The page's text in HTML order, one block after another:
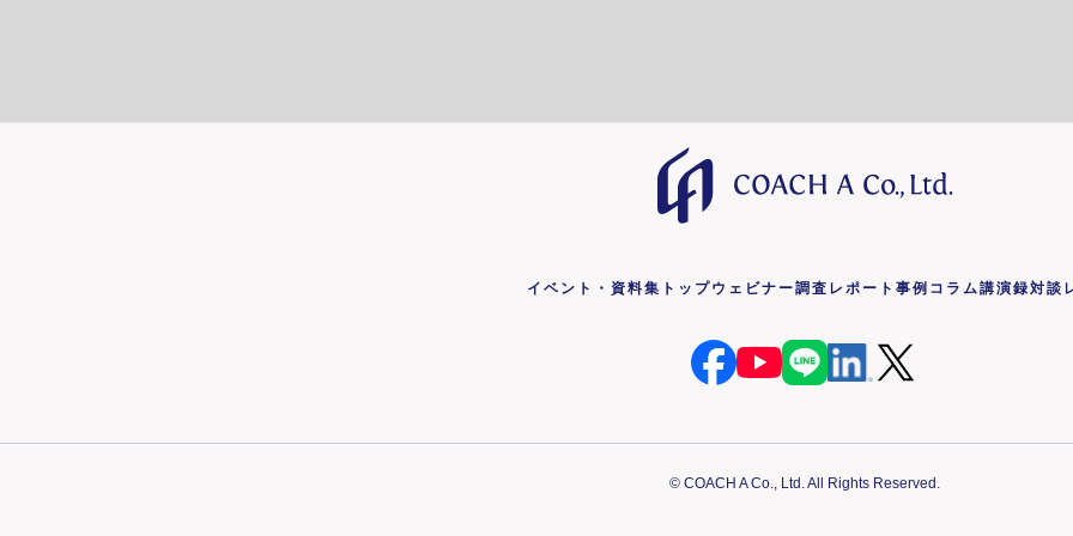
イベント・資料集トップウェビナー調査レポート 事例コラム講演録対談
© COACH A Co., Ltd. All Rights Reserved.